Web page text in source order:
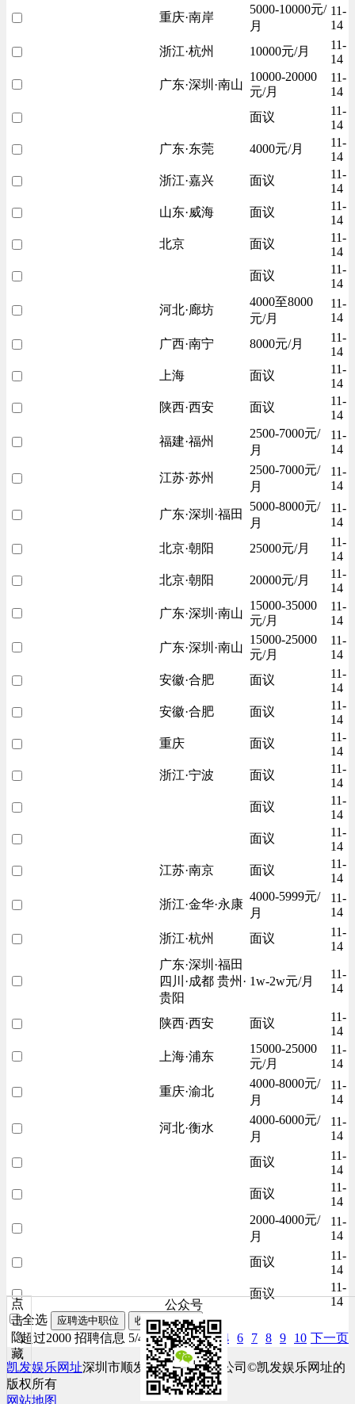
重庆·南岸
5000-10000元/
月
11-
14
浙江·杭州
10000元/月
11-
14
广东·深圳·南山
10000-20000
元/月
11-
14
面议
11-
14
广东·东莞
4000元/月
11-
14
浙江·嘉兴
面议
11-
14
山东·威海
面议
11-
14
北京
面议
11-
14
面议
11-
14
河北·廊坊
4000至8000
元/月
11-
14
广西·南宁
8000元/月
11-
14
上海
面议
11-
14
陕西·西安
面议
11-
14
福建·福州
2500-7000元/
月
11-
14
江苏·苏州
2500-7000元/
月
11-
14
广东·深圳·福田
5000-8000元/
月
11-
14
北京·朝阳
25000元/月
11-
14
北京·朝阳
20000元/月
11-
14
广东·深圳·南山
15000-35000
元/月
11-
14
广东·深圳·南山
15000-25000
元/月
11-
14
安徽·合肥
面议
11-
14
安徽·合肥
面议
11-
14
重庆
面议
11-
14
浙江·宁波
面议
11-
14
面议
11-
14
面议
11-
14
江苏·南京
面议
11-
14
浙江·金华·永康
4000-5999元/
月
11-
14
浙江·杭州
面议
11-
14
广东·深圳·福田
四川·成都 贵州·
贵阳
1w-2w元/月
11-
14
陕西·西安 面议
11-
14
上海·浦东
15000-25000
元/月
11-
14
重庆·渝北
4000-8000元/
月
11-
14
河北·衡水
4000-6000元/
月
11-
14
面议
11-
14
面议
11-
14
2000-4000元/
月
11-
14
面议
11-
14
面议
11-
14
全选
应聘选中职位 收藏选中职位
超过2000 招聘信息 5/40页上一页 2 4 6 7 8 9 10 下一页
凯发娱乐网址深圳市顺发网络科技有限公司©凯发娱乐网址的
版权所有
点
击
隐
藏
公众号
网站地图